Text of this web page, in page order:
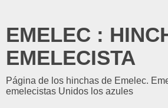
EMELEC :
EMELECISTA
Página de los hinchas de Emelec.
emelecistas Unidos los azules